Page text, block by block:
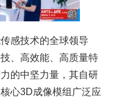
感技术的全球领导
、高效能、高质量特
的中坚力量，其自研
心3D成像模组广泛应